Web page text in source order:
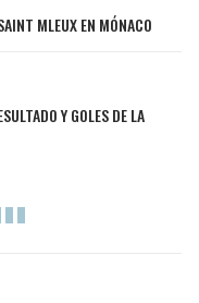
MLEUX EN MÓNACO
Y GOLES DE LA